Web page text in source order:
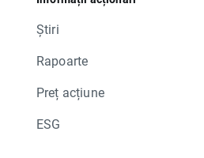
Știri
Rapoarte
Preț acțiune
ESG